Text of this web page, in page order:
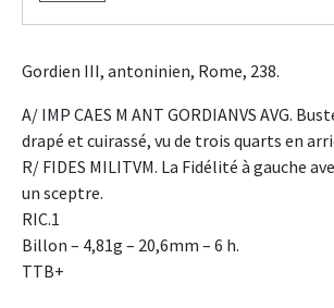
Gordien III, antoninien, Rome, 238.
A/ IMP CAES M ANT GORDIANVS AVG.
drapé et cuirassé, vu de trois quarts en
R/ FIDES MILITVM. La Fidélité à gauche
un sceptre.
RIC.1
Billon – 4,81g – 20,6mm – 6 h.
TTB+